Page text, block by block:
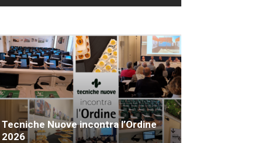
Tecniche Nuove incontra l’Ordine
2026